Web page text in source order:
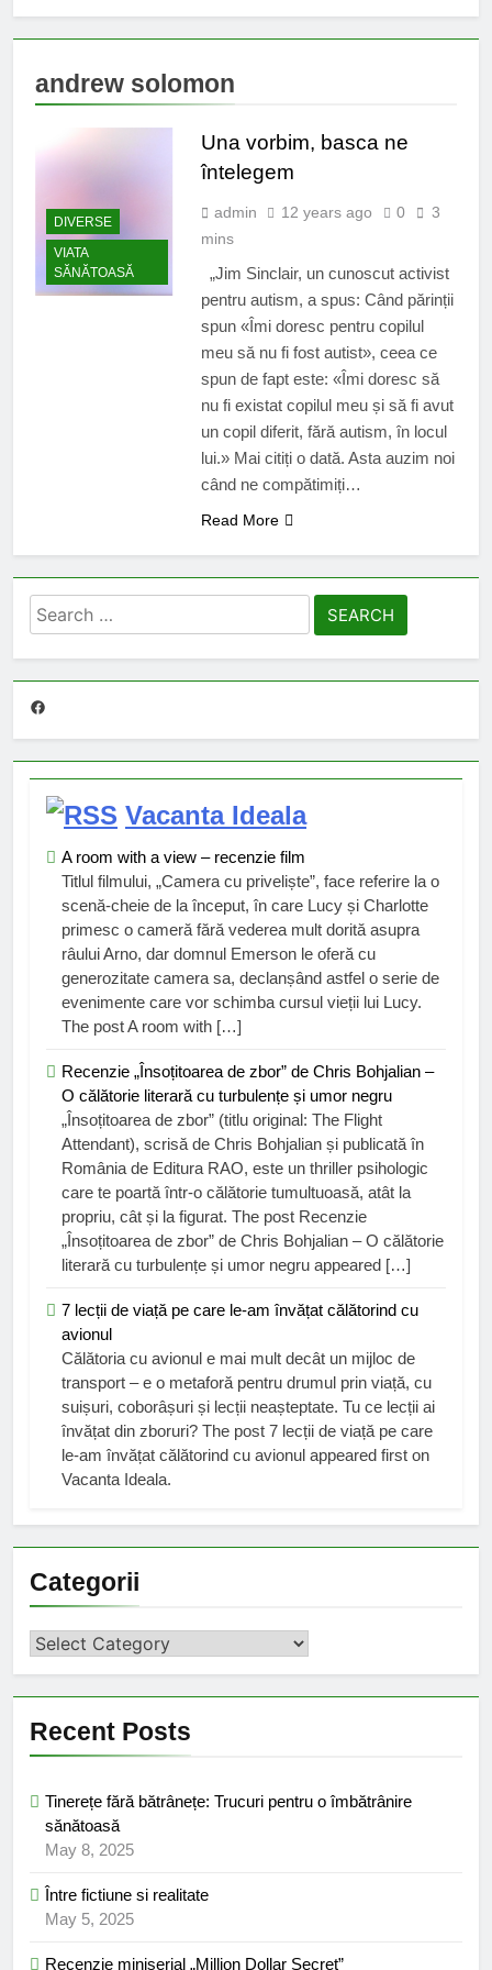
andrew solomon
DIVERSE
VIATA
SĂNĂTOASĂ
Una vorbim, basca ne
întelegem
admin 12 years ago 0
3
mins
„Jim Sinclair, un cunoscut activist
pentru autism, a spus: Când părinții
spun «Îmi doresc pentru copilul
meu să nu fi fost autist», ceea ce
spun de fapt este: «Îmi doresc să
nu fi existat copilul meu și să fi avut
un copil diferit, fără autism, în locul
lui.» Mai citiți o dată. Asta auzim noi
când ne compătimiți…
Read More
Search
for:
Facebook
Vacanta Ideala
A room with a view – recenzie film
Titlul filmului, „Camera cu priveliște”, face referire la o
scenă-cheie de la început, în care Lucy și Charlotte
primesc o cameră fără vederea mult dorită asupra
râului Arno, dar domnul Emerson le oferă cu
generozitate camera sa, declanșând astfel o serie de
evenimente care vor schimba cursul vieții lui Lucy.
The post A room with […]
Recenzie „Însoțitoarea de zbor” de Chris Bohjalian –
O călătorie literară cu turbulențe și umor negru
„Însoțitoarea de zbor” (titlu original: The Flight
Attendant), scrisă de Chris Bohjalian și publicată în
România de Editura RAO, este un thriller psihologic
care te poartă într-o călătorie tumultuoasă, atât la
propriu, cât și la figurat. The post Recenzie
„Însoțitoarea de zbor” de Chris Bohjalian – O călătorie
literară cu turbulențe și umor negru appeared […]
7 lecții de viață pe care le-am învățat călătorind cu
avionul
Călătoria cu avionul e mai mult decât un mijloc de
transport – e o metaforă pentru drumul prin viață, cu
suișuri, coborâșuri și lecții neașteptate. Tu ce lecții ai
învățat din zboruri? The post 7 lecții de viață pe care
le-am învățat călătorind cu avionul appeared first on
Vacanta Ideala.
Categorii
Categorii
Recent Posts
Tinerețe fără bătrânețe: Trucuri pentru o îmbătrânire
sănătoasă
May 8, 2025
Între fictiune si realitate
May 5, 2025
Recenzie miniserial „Million Dollar Secret”